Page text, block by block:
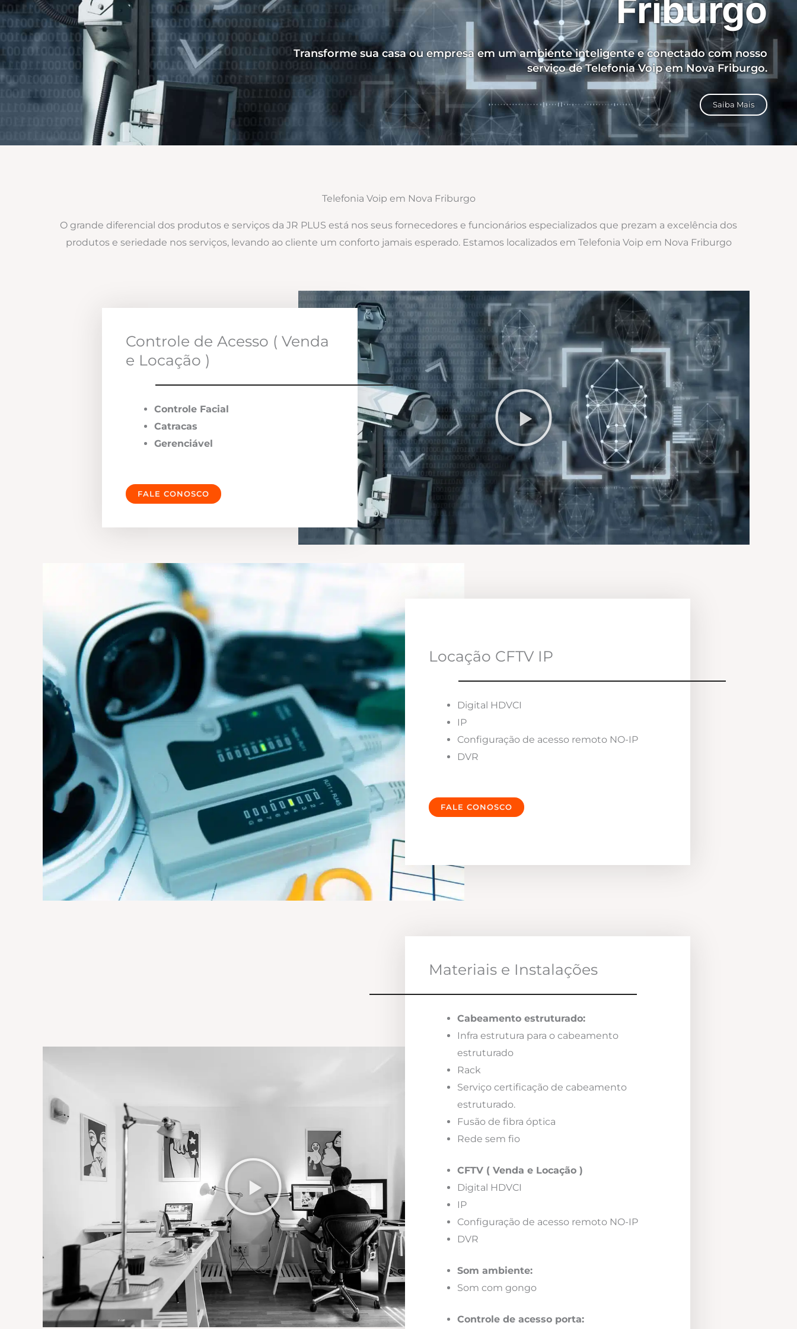
Friburgo
Transforme sua casa ou empresa em um ambiente inteligente e conectado com nosso
serviço de Telefonia Voip em Nova Friburgo.
Saiba Mais
Telefonia Voip em Nova Friburgo
O grande diferencial dos produtos e serviços da JR PLUS está nos seus fornecedores e funcionários especializados que prezam a excelência dos
produtos e seriedade nos serviços, levando ao cliente um conforto jamais esperado. Estamos localizados em Telefonia Voip em Nova Friburgo
Controle de Acesso ( Venda
e Locação )
Controle Facial
Catracas
Gerenciável
FALE CONOSCO
Locação CFTV IP
Digital HDVCI
IP
Configuração de acesso remoto NO-IP
DVR
FALE CONOSCO
Materiais e Instalações
Cabeamento estruturado:
Infra estrutura para o cabeamento
estruturado
Rack
Serviço certificação de cabeamento
estruturado.
Fusão de fibra óptica
Rede sem fio
CFTV ( Venda e Locação )
Digital HDVCI
IP
Configuração de acesso remoto NO-IP
DVR
Som ambiente:
Som com gongo
Controle de acesso porta: